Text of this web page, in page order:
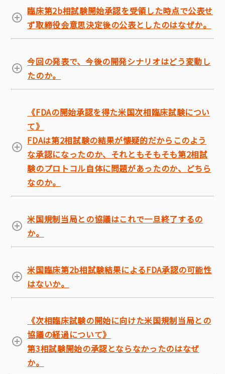
臨床第2b相試験開始承認を受領した時点で公表せ
ず取締役会意思決定後の公表としたのはなぜか。
今回の発表で、今後の開発シナリオはどう変動し
たのか。
《FDAの開始承認を得た米国次相臨床試験につい
て》
FDAは第2相試験の結果が懐疑的だからこのよう
な承認になったのか、それともそもそも第2相試
験のプロトコル自体に問題があったのか、どちら
なのか。
米国規制当局との協議はこれで一旦終了するの
か。
米国臨床第2b相試験結果によるFDA承認の可能性
はないか。
《次相臨床試験の開始に向けた米国規制当局との
協議の経過について》
第3相試験開始の承認とならなかったのはなぜ
か。